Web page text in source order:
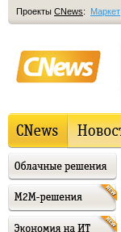
Проекты CNews: Маркет